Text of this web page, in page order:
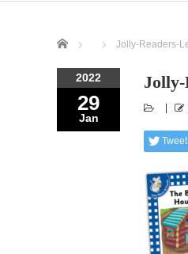
Home Jolly-Readers-
2022
29
Jan
Jolly-
Tweet